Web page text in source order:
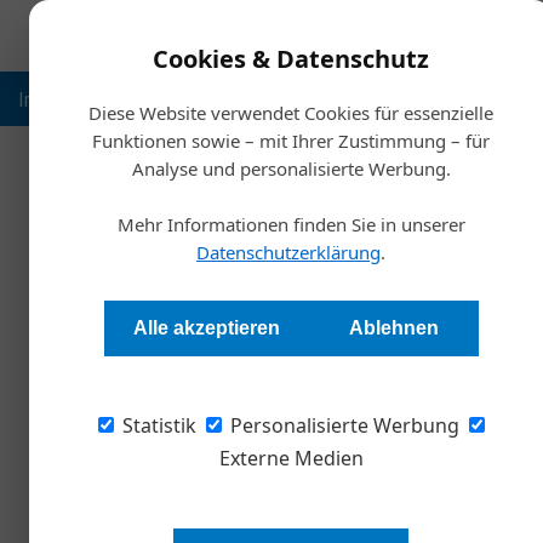
Cookies & Datenschutz
Diese Website verwendet Cookies für essenzielle
Funktionen sowie – mit Ihrer Zustimmung – für
Analyse und personalisierte Werbung.
Mehr Informationen finden Sie in unserer
Datenschutzerklärung.
Alle akzeptieren Ablehnen
Statistik
Personalisierte Werbung
Externe Medien
Inspiration